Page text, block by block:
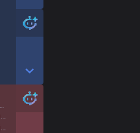
Show More Detail Games
Show More Detail Games